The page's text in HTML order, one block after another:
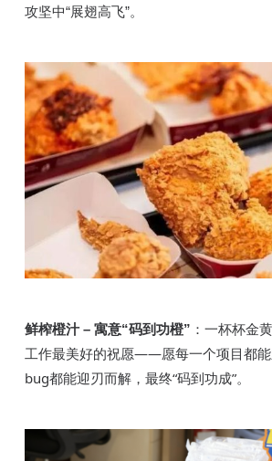
攻坚中“展翅高飞”。
鲜榨橙汁– 寓意“码到功橙” ：一杯杯金
工作最美好的祝愿——愿每一个项目都能
bug都能迎刃而解，最终“码到功成”。